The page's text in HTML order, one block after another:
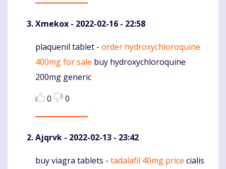
Xmekox - 2022-02-16 - 22:58
Komentaras
plaquenil tablet - order hydroxychloroquine
400mg for sale buy hydroxychloroquine
200mg generic
0
0
Ajqrvk - 2022-02-13 - 23:42
Komentaras
buy viagra tablets - tadalafil 40mg price cialis